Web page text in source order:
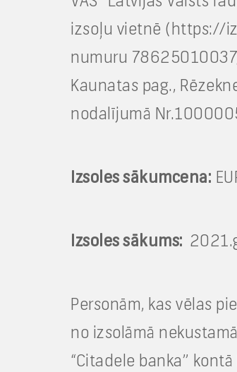
izsoļu vietnē (https://
numuru
Kaunatas pag.,
nodalījumā
Izsoles sākumcena:
Izsoles sākums:
Personām, kas vēlas
no izsolāmā
“Citadele banka”